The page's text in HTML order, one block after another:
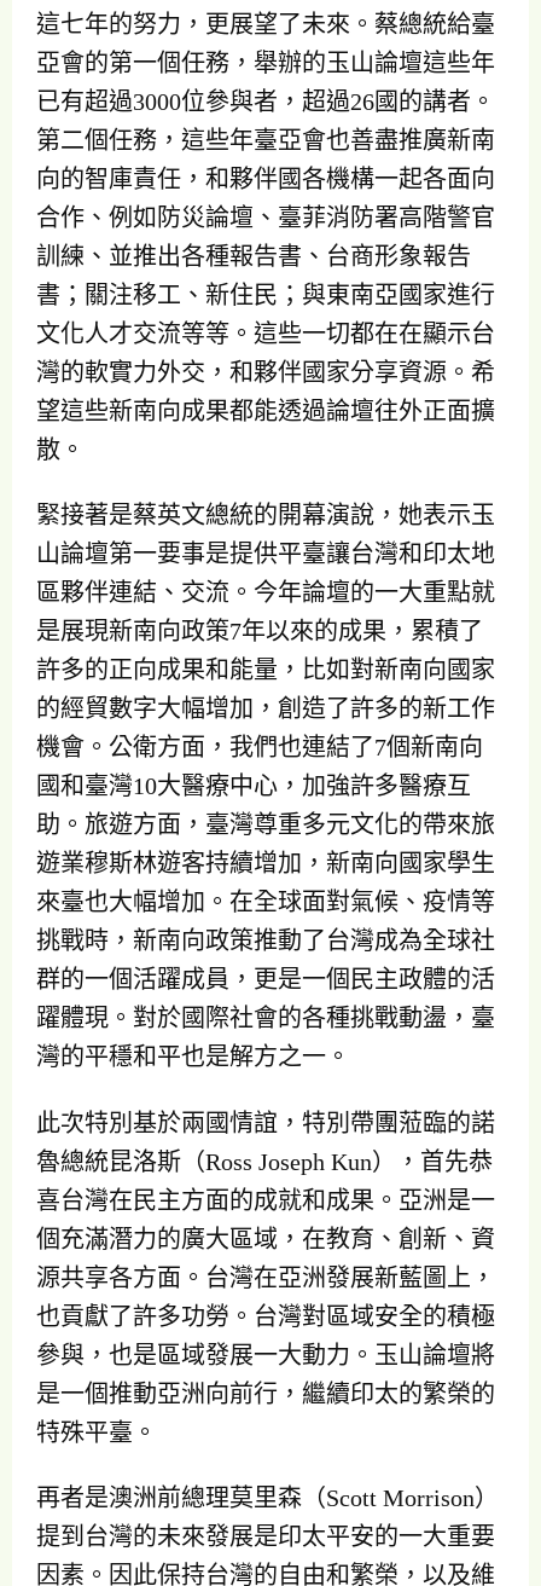
這七年的努力，更展望了未來。蔡總統給臺
亞會的第一個任務，舉辦的玉山論壇這些年
已有超過3000位參與者，超過26國的講者。
第二個任務，這些年臺亞會也善盡推廣新南
向的智庫責任，和夥伴國各機構一起各面向
合作、例如防災論壇、臺菲消防署高階警官
訓練、並推出各種報告書、台商形象報告
書；關注移工、新住民；與東南亞國家進行
文化人才交流等等。這些一切都在在顯示台
灣的軟實力外交，和夥伴國家分享資源。希
望這些新南向成果都能透過論壇往外正面擴
散。
緊接著是蔡英文總統的開幕演說，她表示玉
山論壇第一要事是提供平臺讓台灣和印太地
區夥伴連結、交流。今年論壇的一大重點就
是展現新南向政策7年以來的成果，累積了
許多的正向成果和能量，比如對新南向國家
的經貿數字大幅增加，創造了許多的新工作
機會。公衛方面，我們也連結了7個新南向
國和臺灣10大醫療中心，加強許多醫療互
助。旅遊方面，臺灣尊重多元文化的帶來旅
遊業穆斯林遊客持續增加，新南向國家學生
來臺也大幅增加。在全球面對氣候、疫情等
挑戰時，新南向政策推動了台灣成為全球社
群的一個活躍成員，更是一個民主政體的活
躍體現。對於國際社會的各種挑戰動盪，臺
灣的平穩和平也是解方之一。
此次特別基於兩國情誼，特別帶團蒞臨的諾
魯總統昆洛斯（Ross Joseph Kun），首先恭
喜台灣在民主方面的成就和成果。亞洲是一
個充滿潛力的廣大區域，在教育、創新、資
源共享各方面。台灣在亞洲發展新藍圖上，
也貢獻了許多功勞。台灣對區域安全的積極
參與，也是區域發展一大動力。玉山論壇將
是一個推動亞洲向前行，繼續印太的繁榮的
特殊平臺。
再者是澳洲前總理莫里森（Scott Morrison）
提到台灣的未來發展是印太平安的一大重要
因素。因此保持台灣的自由和繁榮，以及維